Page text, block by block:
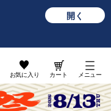
開く
お気に入り カート メニュー